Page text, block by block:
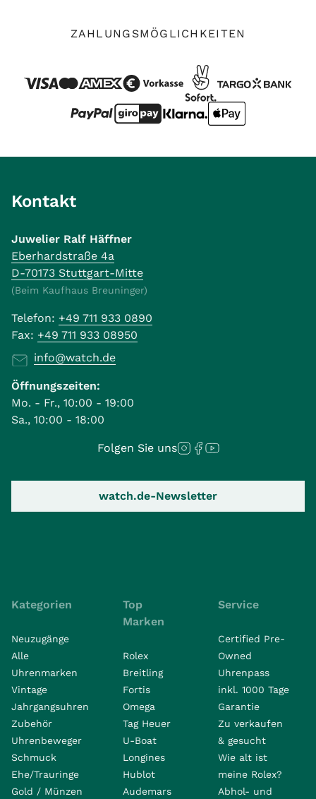
ZAHLUNGSMÖGLICHKEITEN
Kontakt
Juwelier Ralf Häffner
Eberhardstraße 4a
D-70173 Stuttgart-Mitte
(Beim Kaufhaus Breuninger)
Telefon: +49 711 933 0890
Fax: +49 711 933 08950
info@watch.de
Öffnungszeiten:
Mo. - Fr., 10:00 - 19:00
Sa., 10:00 - 18:00
Folgen Sie uns
watch.de-Newsletter
Kategorien
Neuzugänge
Alle
Uhrenmarken
Vintage
Jahrgangsuhren
Zubehör
Uhrenbeweger
Schmuck
Ehe/Trauringe
Gold / Münzen
Top
Marken
Rolex
Breitling
Fortis
Omega
Tag Heuer
U-Boat
Longines
Hublot
Audemars
Service
Certified Pre-
Owned
Uhrenpass
inkl. 1000 Tage
Garantie
Zu verkaufen
& gesucht
Wie alt ist
meine Rolex?
Abhol- und